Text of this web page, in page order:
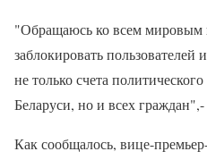
"Обращаюсь ко всем мировым
заблокировать
не только счета
Беларуси, но и всех
Как сообщалось, вице-